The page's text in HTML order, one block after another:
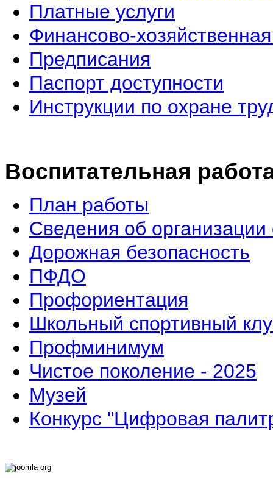
Платные услуги
Финансово-
Предписания
Паспорт доступности
Инструкции по охране
Воспитательная
План работы
Сведения об
Дорожная безопасность
ПФДО
Профориентация
Школьный спортивный
Профминимум
Чистое поколение - 2025
Музей
Конкурс "Цифровая